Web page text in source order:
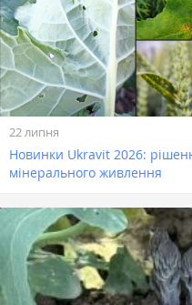
22 липня
Новинки Ukravit 2026:
мінерального живлення